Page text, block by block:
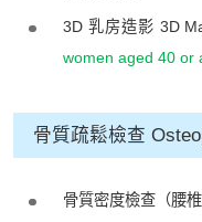
3D 乳房造影 3D
women aged 40 or
骨質疏鬆檢查
骨質密度檢查（腰